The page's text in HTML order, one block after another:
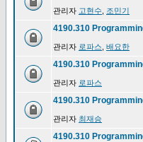
관리자 고현수 조민기
4190.310
관리자 로파스 배요한
4190.310
관리자 로파스
4190.310
관리자 최재승
4190.310